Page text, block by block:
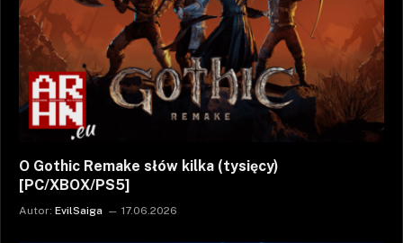
O Gothic Remake słów kilka (tysięcy)
[PC/XBOX/PS5]
Autor: EvilSaiga 17.06.2026